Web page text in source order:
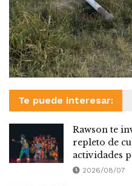
Te puede interesar:
Rawson te
repleto de
actividades
2026/08/07